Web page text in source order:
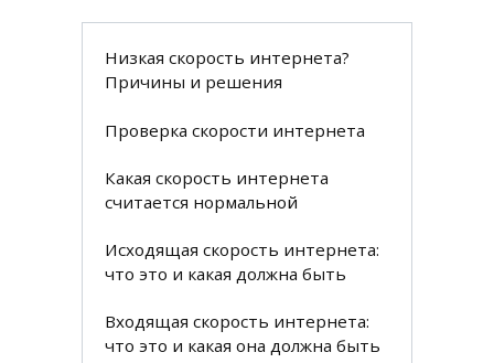
Низкая скорость интернета?
Причины и решения
Проверка скорости интернета
Какая скорость интернета
считается нормальной
Исходящая скорость интернета:
что это и какая должна быть
Входящая скорость интернета:
что это и какая она должна быть